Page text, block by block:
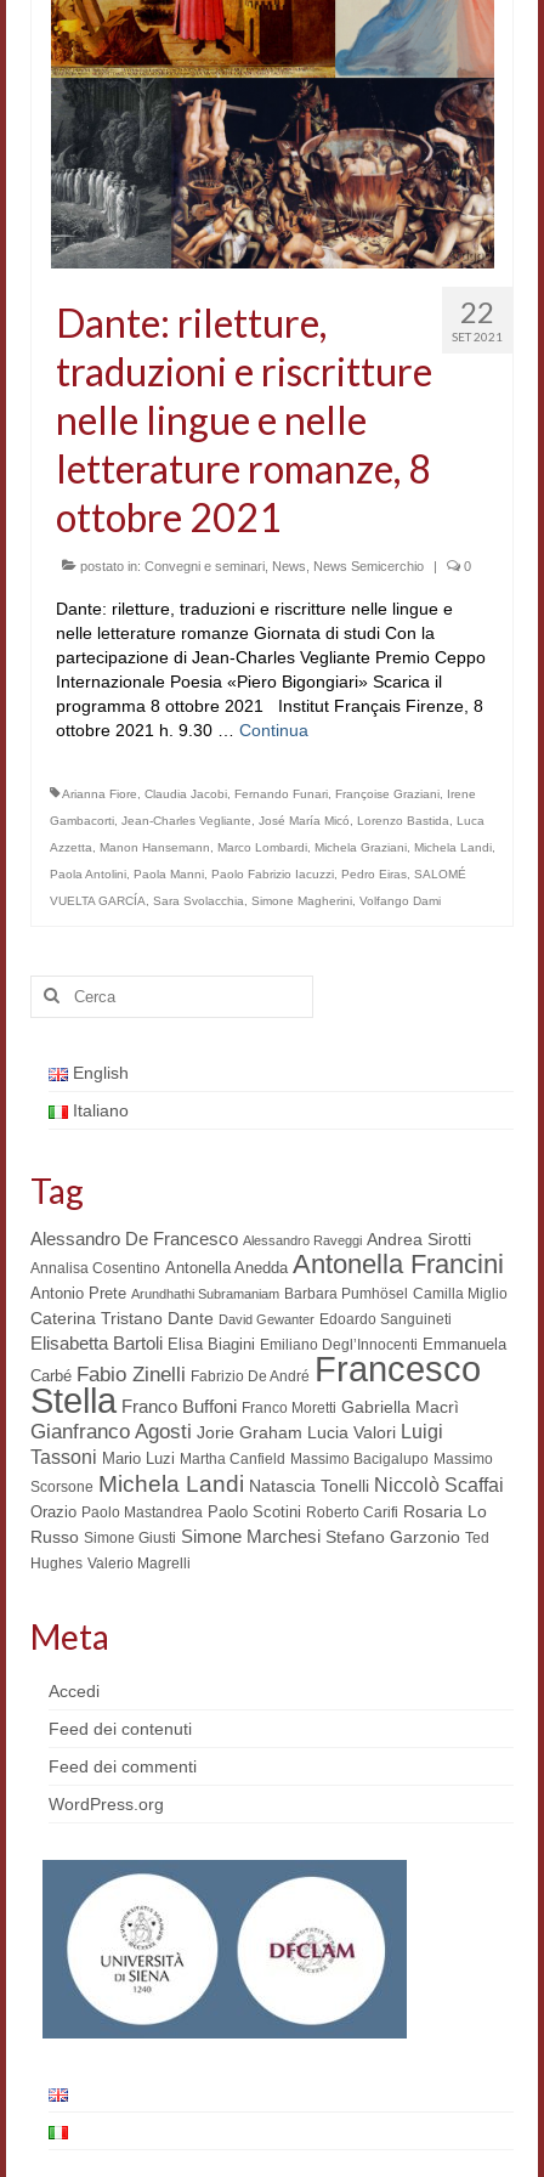
Accordi di cooperazione
Ricerca
Cultura coreana
Koreanische Literatur und Kultur
Hagiographica Coreana
Cultura medioevale
Scrittori Latini dell’Europa Medievale
Corpus Rhythmorum Musicum
Epistolografia
Comparatistica
Semicerchio
Filologia digitale
Lexicon
ALIM
Corpus Rhythmorum Musicum
DIGIMED
Eurasian Latin Archive
Didattica
Master INFOTEXT
Workshop DH
Storia e forme della canzone
Pubblicazioni
Hagiographica Coreana
Koreanische Literatur und Kultur
Scrittori latini dell’Europa medioevale
Testi Mediolatini
Altri volumi
Presentazione
Numeri
Indice 1986-2008
Sezioni bibliografiche
Saggi e testi online
Poesia inglese postcoloniale
22
SET 2021
Dante: riletture,
traduzioni e riscritture
nelle lingue e nelle
letterature romanze, 8
ottobre 2021
postato in: Convegni e seminari News News Semicerchio | 0
Dante: riletture, traduzioni e riscritture nelle lingue e
nelle letterature romanze Giornata di studi Con la
partecipazione di Jean-Charles Vegliante Premio Ceppo
Internazionale Poesia «Piero Bigongiari» Scarica il
programma 8 ottobre 2021 Institut Français Firenze, 8
ottobre 2021 h. 9.30 … Continua
Arianna Fiore Claudia Jacobi Fernando Funari Françoise Graziani
Irene
Gambacorti Jean-Charles Vegliante José María Micó Lorenzo Bastida
Luca
Azzetta
Manon Hansemann Marco Lombardi Michela Graziani Michela Landi
Paola Antolini Paola Manni Paolo Fabrizio Iacuzzi Pedro Eiras SALOMÉ
VUELTA GARCÍA
Sara Svolacchia Simone Magherini Volfango Dami
Cerca:
English
Italiano
Tag
Alessandro De Francesco Alessandro Raveggi Andrea Sirotti
Annalisa Cosentino Antonella Anedda Antonella Francini
Antonio Prete Arundhathi Subramaniam Barbara Pumhösel Camilla Miglio
Caterina Tristano Dante David Gewanter Edoardo Sanguineti
Elisabetta Bartoli Elisa Biagini Emiliano Degl’Innocenti Emmanuela
Carbé Fabio Zinelli Fabrizio De André Francesco
Stella Franco Buffoni Franco Moretti Gabriella Macrì
Gianfranco Agosti Jorie Graham Lucia Valori Luigi
Tassoni Mario Luzi Martha Canfield Massimo Bacigalupo Massimo
Scorsone Michela Landi Natascia Tonelli Niccolò Scaffai
Orazio Paolo Mastandrea Paolo Scotini Roberto Carifi Rosaria Lo
Russo Simone Giusti Simone Marchesi Stefano Garzonio Ted
Hughes Valerio Magrelli
Meta
Accedi
Feed dei contenuti
Feed dei commenti
WordPress.org